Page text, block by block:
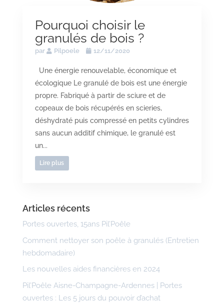
Pourquoi choisir le
granulés de bois ?
par Pilpoele 12/11/2020
Une énergie renouvelable, économique et
écologique Le granulé de bois est une énergie
propre. Fabriqué à partir de sciure et de
copeaux de bois récupérés en scieries,
déshydraté puis compressé en petits cylindres
sans aucun additif chimique, le granulé est
un...
Lire plus
Articles récents
Portes ouvertes, 15ans Pil’Poêle
Comment nettoyer son poêle à granulés (Entretien
hebdomadaire)
Les nouvelles aides financières en 2024
Pil’Poêle Aisne-Champagne-Ardennes | Portes
ouvertes : Les 5 jours du pouvoir d’achat